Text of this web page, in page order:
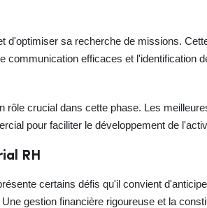
d'optimiser sa recherche de missions.
communication efficaces et l'identification
rôle crucial dans cette phase. Les
pour faciliter le développement de
RH
certains défis qu'il convient
gestion financière rigoureuse et la